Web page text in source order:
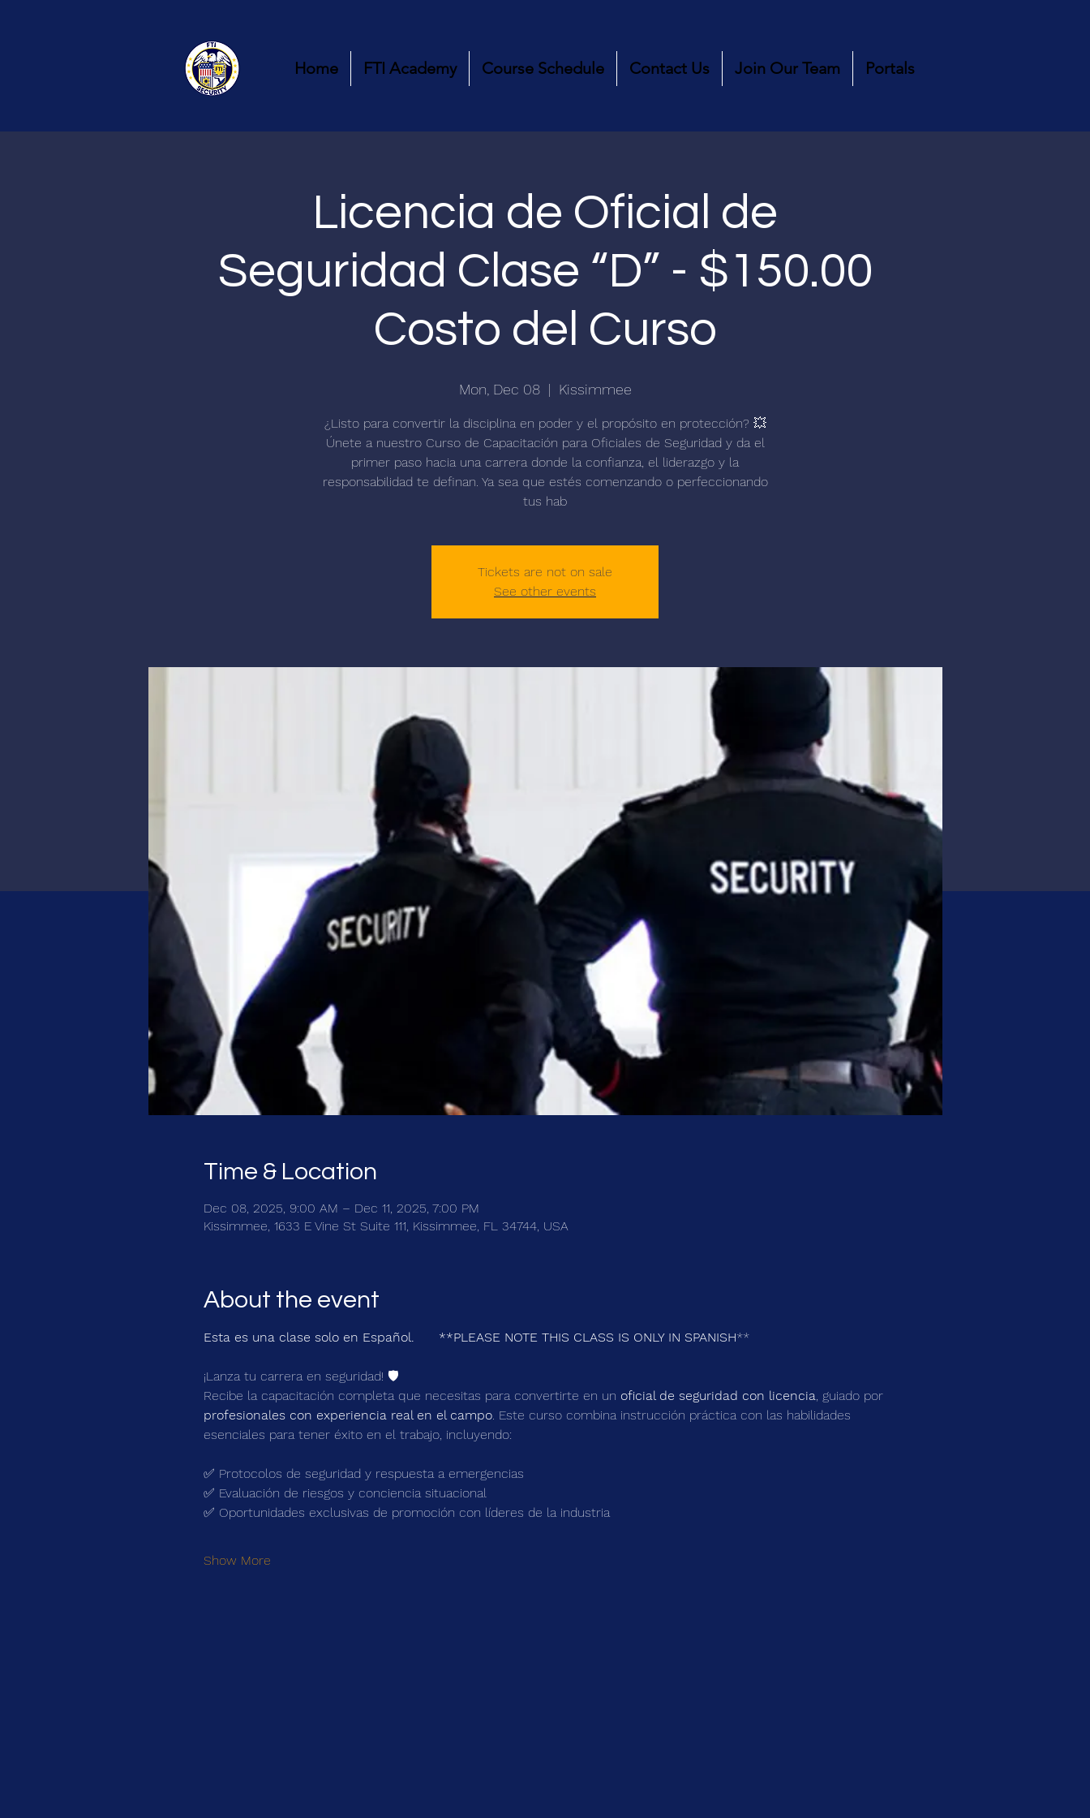
Home FTI Academy Course Schedule Contact Us Join Our Team Portals
Licencia de Oficial de
Seguridad Clase “D” - $150.00
Costo del Curso
Mon, Dec 08
  |
Kissimmee
¿Listo para convertir la disciplina en poder y el propósito en protección? 💥
Únete a nuestro Curso de Capacitación para Oficiales de Seguridad y da el
primer paso hacia una carrera donde la confianza, el liderazgo y la
responsabilidad te definan. Ya sea que estés comenzando o perfeccionando
tus hab
Tickets are not on sale
See other events
Time & Location
Dec 08, 2025, 9:00 AM – Dec 11, 2025, 7:00 PM
Kissimmee, 1633 E Vine St Suite 111, Kissimmee, FL 34744, USA
About the event
Esta es una clase solo en Español.      **PLEASE NOTE THIS CLASS IS ONLY IN SPANISH**
¡Lanza tu carrera en seguridad! 🛡️
Recibe la capacitación completa que necesitas para convertirte en un oficial de seguridad con licencia, guiado por
profesionales con experiencia real en el campo. Este curso combina instrucción práctica con las habilidades
esenciales para tener éxito en el trabajo, incluyendo:
✅ Protocolos de seguridad y respuesta a emergencias
✅ Evaluación de riesgos y conciencia situacional
✅ Oportunidades exclusivas de promoción con líderes de la industria
Show More